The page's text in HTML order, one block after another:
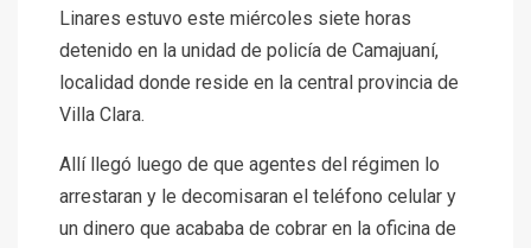
Linares estuvo este miércoles siete horas
detenido en la unidad de policía de Camajuaní,
localidad donde reside en la central provincia de
Villa Clara.
Allí llegó luego de que agentes del régimen lo
arrestaran y le decomisaran el teléfono celular y
un dinero que acababa de cobrar en la oficina de